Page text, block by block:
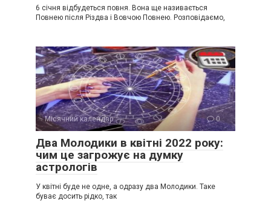
6 січня відбудеться повня. Вона ще називається
Повнею після Різдва і Вовчою Повнею. Розповідаємо,
Місячний календар 0
Два Молодики в квітні 2022 року:
чим це загрожує на думку
астрологів
У квітні буде не одне, а одразу два Молодики. Таке
буває досить рідко, так